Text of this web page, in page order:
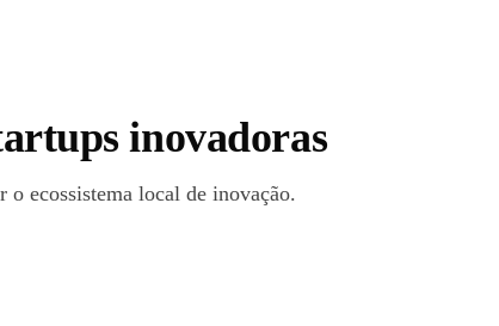
inovadoras
o ecossistema local de inovação.